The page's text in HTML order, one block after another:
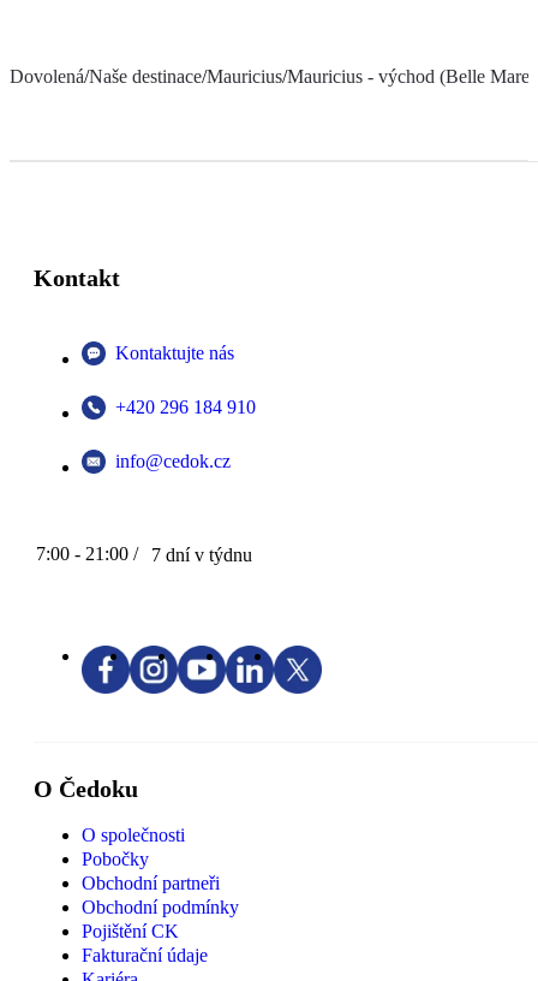
Dovolená/Naše destinace/Mauricius/Mauricius - východ (Belle Mare
Kontakt
Kontaktujte nás
+420 296 184 910
info@cedok.cz
7:00 - 21:00 / 7 dní v týdnu
O Čedoku
O společnosti
Pobočky
Obchodní partneři
Obchodní podmínky
Pojištění CK
Fakturační údaje